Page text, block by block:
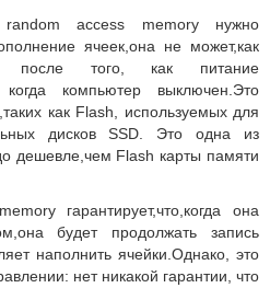
random access memory нужно
ячеек,она не может,как
после того, как питание
когда компьютер выключен.Это
как Flash, используемых для
дисков SSD. Это одна из
дешевле,чем Flash карты памяти
гарантирует,что,когда она
будет продолжать запись
наполнить ячейки.Однако, это
нет никакой гарантии, что